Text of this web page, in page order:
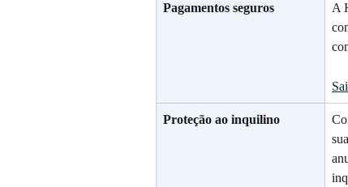
Pagamentos seguros
A
Proteção ao inquilino